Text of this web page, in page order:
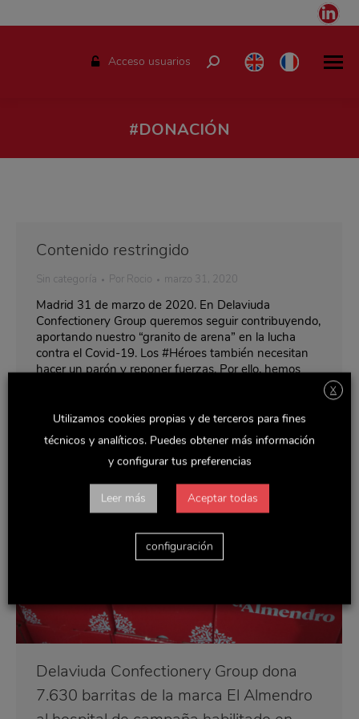
Acceso usuarios Buscar:
#DONACIÓN
Contenido restringido
Sin categoría Por Rocio marzo 31, 2020
Madrid 31 de marzo de 2020. En Delaviuda
Confectionery Group queremos seguir contribuyendo,
aportando nuestro “granito de arena” en la lucha
contra el Covid-19. Los #Héroes también necesitan
hacer un parón y reponer fuerzas. Por ello, hemos
recinto ferial de Madrid (IFEMA),…
Delaviuda Confectionery Group dona
7.630 barritas de la marca El Almendro
X
Utilizamos cookies propias y de terceros para fines
técnicos y analíticos. Puedes obtener más información
y configurar tus preferencias
Leer más Aceptar todas
configuración